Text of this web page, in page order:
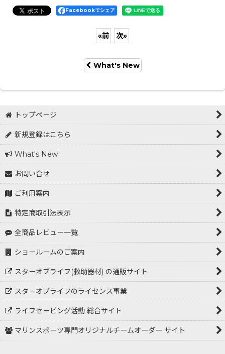
Facebookでシェア
«前 次»
What's New
トップページ
新規登録はこちら
What's New
お問い合せ
ご利用案内
特定商取引法表示
全商品レビュー一覧
ショールームのご案内
スターオブライフ(救助器材) の通販サイト
スターオブライフのライセンス事業
ライフセービング活動 総合サイト
マリンスポーツ専門オリジナルチームオーダー サイト